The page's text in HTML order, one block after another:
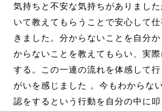
気持ちと不安な気持ちがありまし
いて教えてもらうことで安心して
きました。分からないことを自分
からないことを教えてもらい、実
する。この一連の流れを体感して
がいを感じました 。今もわからな
認をするという行動を自分の中に